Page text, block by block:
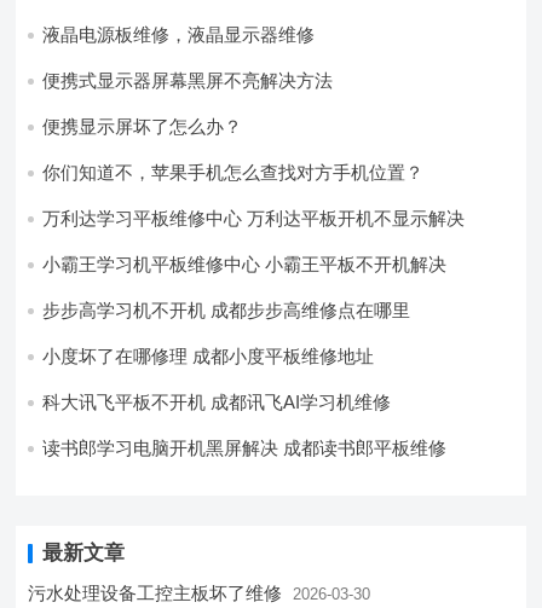
液晶电源板维修，液晶显示器维修
便携式显示器屏幕黑屏不亮解决方法
便携显示屏坏了怎么办？
你们知道不，苹果手机怎么查找对方手机位置？
万利达学习平板维修中心 万利达平板开机不显示解决
小霸王学习机平板维修中心 小霸王平板不开机解决
步步高学习机不开机 成都步步高维修点在哪里
小度坏了在哪修理 成都小度平板维修地址
科大讯飞平板不开机 成都讯飞AI学习机维修
读书郎学习电脑开机黑屏解决 成都读书郎平板维修
最新文章
污水处理设备工控主板坏了维修 2026-03-30